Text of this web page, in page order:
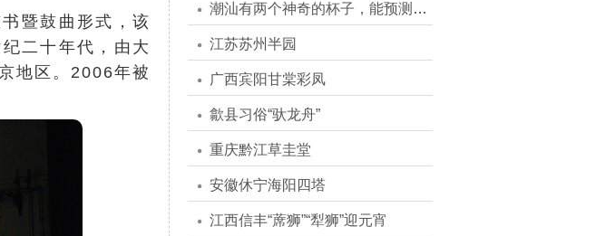
暨鼓曲形式，该
二十年代，由大
地区。2006年被
潮汕有两个神奇的杯子，能预测未来
江苏苏州半园
广西宾阳甘棠彩凤
歙县习俗“驮龙舟”
重庆黔江草圭堂
安徽休宁海阳四塔
江西信丰“蓆狮”“犁狮”迎元宵